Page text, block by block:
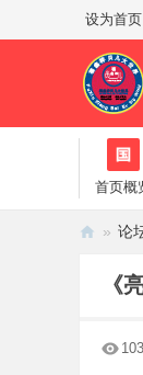
设为首页
帮助
首页概
» 论
《